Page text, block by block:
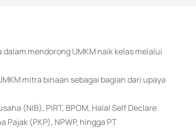
mendorong UMKM naik kelas melalui
mitra binaan sebagai bagian dari upaya
(NIB), PIRT, BPOM, Halal Self Declare
Pajak (PKP), NPWP, hingga PT